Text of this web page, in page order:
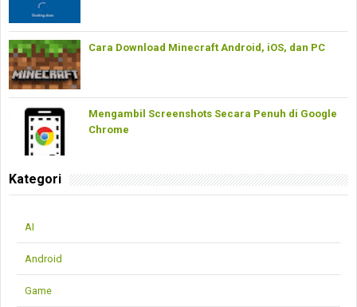
Cara Download Minecraft Android, iOS, dan PC
Mengambil Screenshots Secara Penuh di Google
Chrome
Kategori
AI
Android
Game